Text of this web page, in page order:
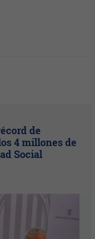
de
4 millones de
Social